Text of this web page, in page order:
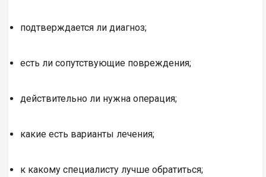
подтверждается ли диагноз;
есть ли сопутствующие повреждения;
действительно ли нужна операция;
какие есть варианты лечения;
к какому специалисту лучше обратиться;